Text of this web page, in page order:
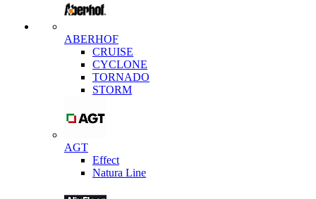
ABERHOF
CRUISE
CYCLONE
TORNADO
STORM
AGT
Effect
Natura Line